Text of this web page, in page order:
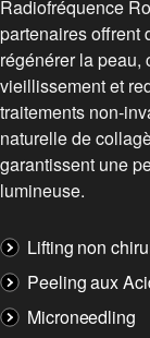
Radiofréquence
partenaires offrent
régénérer la peau,
vieillissement et
traitements non-
naturelle de
garantissent une
lumineuse.
Lifting non
Peeling aux
Microneedling